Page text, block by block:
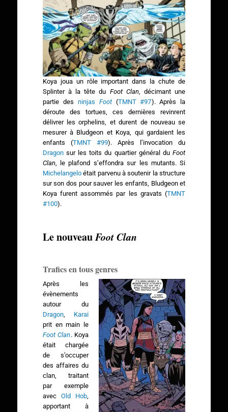
Koya joua un rôle important dans la chute de
Splinter à la tête du Foot Clan, décimant une
partie des ninjas Foot(TMNT #97). Après la
déroute des tortues, ces dernières revinrent
délivrer les orphelins, et durent de nouveau se
mesurer à Bludgeon et Koya, qui gardaient les
enfants (TMNT #99). Après l’invocation du
Dragonsur les toits du quartier général duFoot
Clan, le plafond s’effondra sur les mutants. Si
Michelangeloétait parvenu à soutenir la structure
sur son dos pour sauver les enfants, Bludgeon et
Koya furent assommés par les gravats (TMNT
#100).
Le nouveauFoot Clan
Trafics en tous genres
Après les
évènements
autour du
Dragon, Karai
prit en main le
Foot Clan. Koya
était chargée
de s’occuper
des affaires du
clan, traitant
par exemple
avec Old Hob,
apportant à